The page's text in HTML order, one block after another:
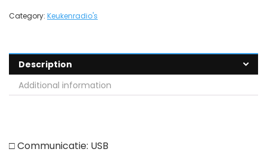
Category: Keukenradio's
Description
Additional information
□ Communicatie: USB